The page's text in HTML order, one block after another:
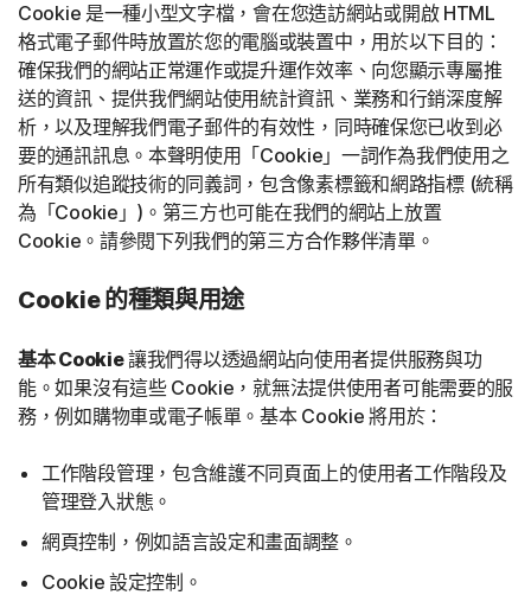
Cookie 是一種小型文字檔，會在您造訪網站或開啟 HTML
格式電子郵件時放置於您的電腦或裝置中，用於以下目的：
確保我們的網站正常運作或提升運作效率、向您顯示專屬推
送的資訊、提供我們網站使用統計資訊、業務和行銷深度解
析，以及理解我們電子郵件的有效性，同時確保您已收到必
要的通訊訊息。本聲明使用「Cookie」一詞作為我們使用之
所有類似追蹤技術的同義詞，包含像素標籤和網路指標 (統稱
為「Cookie」)。第三方也可能在我們的網站上放置
Cookie。請參閱下列我們的第三方合作夥伴清單。
Cookie 的種類與用途
基本 Cookie讓我們得以透過網站向使用者提供服務與功
能。如果沒有這些 Cookie，就無法提供使用者可能需要的服
務，例如購物車或電子帳單。基本 Cookie 將用於：
工作階段管理，包含維護不同頁面上的使用者工作階段及
管理登入狀態。
網頁控制，例如語言設定和畫面調整。
Cookie 設定控制。